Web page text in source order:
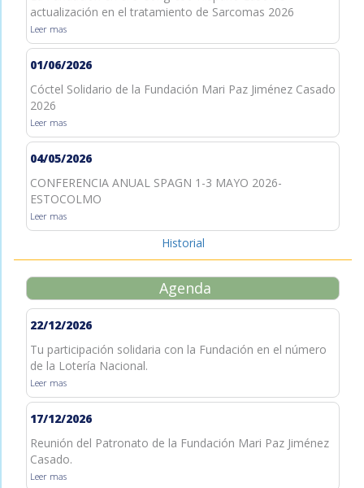
actualización en el tratamiento de Sarcomas 2026
Leer mas
01/06/2026
Cóctel Solidario de la Fundación Mari Paz Jiménez Casado
2026
Leer mas
04/05/2026
CONFERENCIA ANUAL SPAGN 1-3 MAYO 2026-
ESTOCOLMO
Leer mas
Historial
Agenda
22/12/2026
Tu participación solidaria con la Fundación en el número
de la Lotería Nacional.
Leer mas
17/12/2026
Reunión del Patronato de la Fundación Mari Paz Jiménez
Casado.
Leer mas